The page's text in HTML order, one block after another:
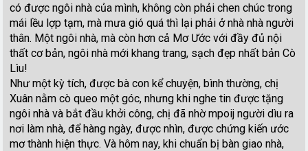
có được ngôi nhà của mình, không còn phải chen chúc trong
mái lều lợp tạm, mà mưa gió quá thì lại phải ở nhà nhà người
thân. Một ngôi nhà, mà còn hơn cả Mơ Ước với đầy đủ nội
thất cơ bản, ngôi nhà mới khang trang, sạch đẹp nhất bản Cò
Lìu!
Như một kỳ tích, được bà con kể chuyện, bình thường, chị
Xuân nằm cò queo một góc, nhưng khi nghe tin được tặng
ngôi nhà và bắt đầu khởi công, chị đã nhờ mpoij người dìu ra
nơi làm nhà, để hàng ngày, được nhìn, được chứng kiến ước
mơ thành hiện thực. Và hôm nay, khi chuẩn bị bàn giao nhà,